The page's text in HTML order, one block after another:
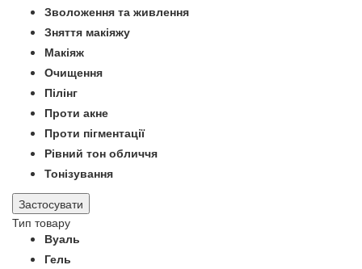
Зволоження та живлення
Зняття макіяжу
Макіяж
Очищення
Пілінг
Проти акне
Проти пігментації
Рівний тон обличчя
Тонізування
Застосувати
Тип товару
Вуаль
Гель